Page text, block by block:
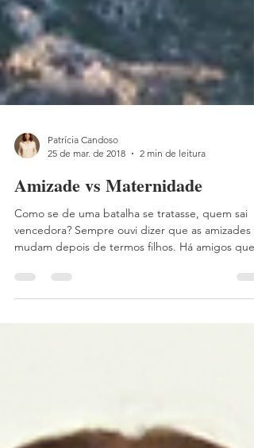
25 de mar. de 2018
2 min de leitura
Amizade vs Maternidade
Como se de uma batalha se tratasse, quem sai
mudam depois de termos filhos. Há amigos